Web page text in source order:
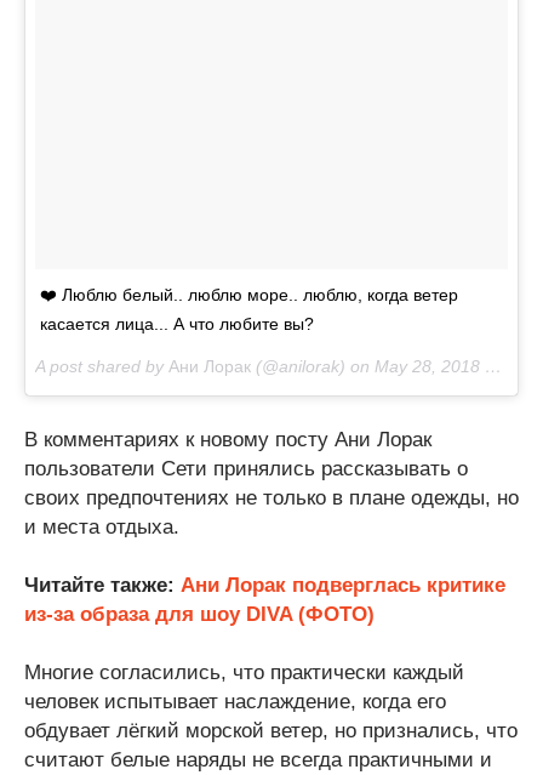
❤️ Люблю белый.. люблю море.. люблю, когда ветер
касается лица... А что любите вы?
A post shared by Ани Лорак (@anilorak) on May 28, 2018 at 12:30pm PDT
В комментариях к новому посту Ани Лорак
пользователи Сети принялись рассказывать о
своих предпочтениях не только в плане одежды, но
и места отдыха.
Читайте также: Ани Лорак подверглась критике
из-за образа для шоу DIVA (ФОТО)
Многие согласились, что практически каждый
человек испытывает наслаждение, когда его
обдувает лёгкий морской ветер, но признались, что
считают белые наряды не всегда практичными и